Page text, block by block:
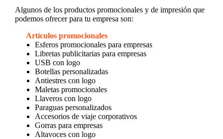
Algunos de los productos promocionales y de impresión que
podemos ofrecer para tu empresa son:
Artículos promocionales
Esferos promocionales para empresas
Libretas publicitarias para empresas
USB con logo
Botellas personalizadas
Antiestres con logo
Maletas promocionales
Llaveros con logo
Paraguas personalizados
Accesorios de viaje corporativos
Gorras para empresas
Altavoces con logo